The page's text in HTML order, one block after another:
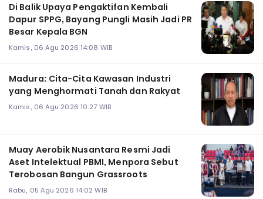
Di Balik Upaya Pengaktifan Kembali
Dapur SPPG, Bayang Pungli Masih Jadi PR
Besar Kepala BGN
Kamis, 06 Agu 2026 14:08 WIB
Madura: Cita-Cita Kawasan Industri
yang Menghormati Tanah dan Rakyat
Kamis, 06 Agu 2026 10:27 WIB
Muay Aerobik Nusantara Resmi Jadi
Aset Intelektual PBMI, Menpora Sebut
Terobosan Bangun Grassroots
Rabu, 05 Agu 2026 14:02 WIB